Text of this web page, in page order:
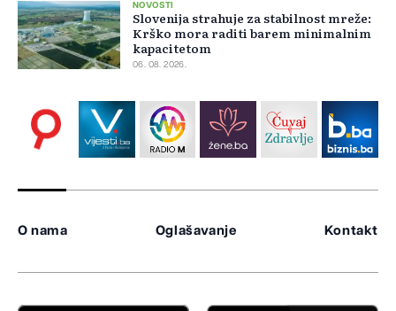
NOVOSTI
Slovenija strahuje za stabilnost mreže:
Krško mora raditi barem minimalnim
kapacitetom
06. 08. 2026.
O nama Oglašavanje Kontakt